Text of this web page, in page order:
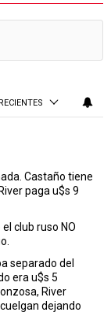
Castaño tiene
paga u$s 9
club ruso NO
separado del
era u$s 5
River
dejando